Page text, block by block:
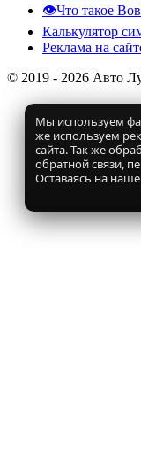
👁️Что такое
Калькулятор
Реклама на
© 2019 - 2026 Авто
Мы используем
же используем
сайта. Так же
обратной связи,
Оставаясь на